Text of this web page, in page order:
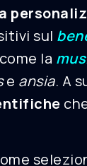
sul
la
e ansia. A